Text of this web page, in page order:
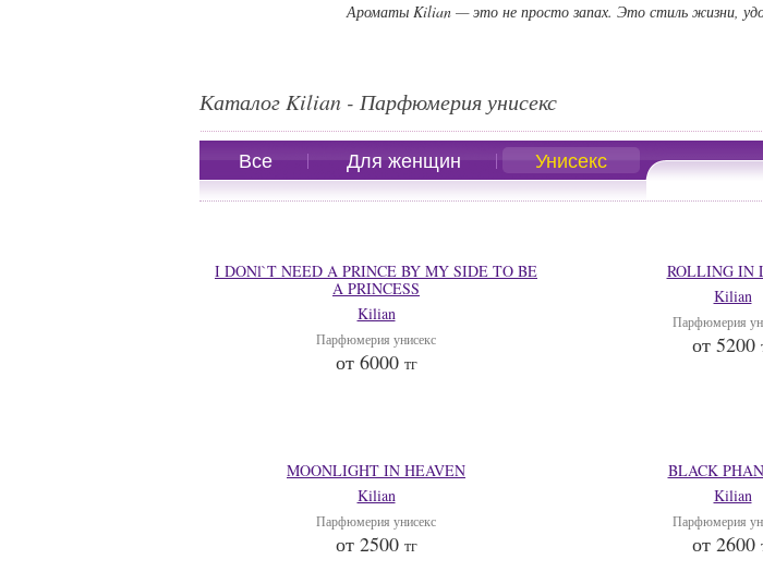
Ароматы Kilian — это не просто запах. Это стиль жизни,
Каталог Kilian - Парфюмерия унисекс
Все Для женщин Унисекс
I DONl`T NEED A PRINCE BY MY SIDE TO BE
A PRINCESS
Kilian
Парфюмерия унисекс
от 6000 тг
ROLLING IN
Kilian
Парфюмерия
от 5200
MOONLIGHT IN HEAVEN
Kilian
Парфюмерия унисекс
от 2500 тг
BLACK
Kilian
Парфюмерия
от 2600